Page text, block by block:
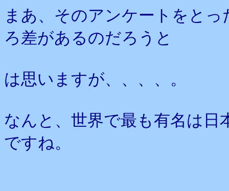
まあ、そのアンケートをと
ろ差があるのだろうと
は思いますが、、、、。
なんと、世界で最も有名は日
ですね。